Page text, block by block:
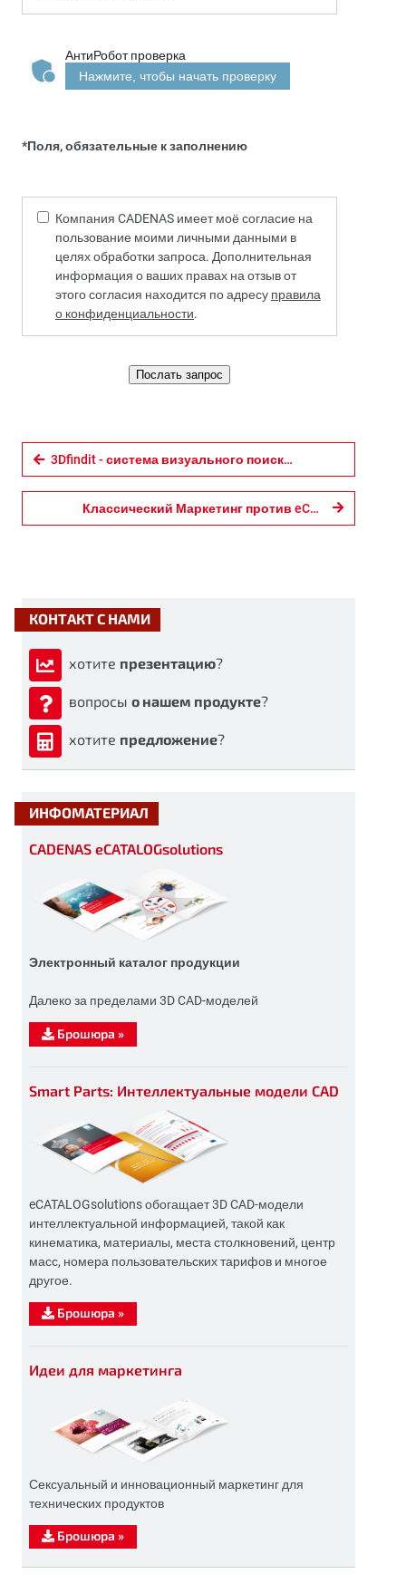
АнтиРобот проверка
Нажмите, чтобы начать проверку
*Поля, обязательные к заполнению
Компания CADENAS имеет моё согласие на
пользование моими личными данными в
целях обработки запроса. Дополнительная
информация о ваших правах на отзыв от
этого согласия находится по адресу правила
о конфиденциальности.
Послать запрос
3Dfindit - система визуального поиска в 3D
Классический Маркетинг против eCATALOGsolutions
КОНТАКТ С НАМИ
хотите презентацию?
вопросы о нашем продукте?
хотите предложение?
ИНФОМАТЕРИАЛ
CADENAS eCATALOGsolutions
Электронный каталог продукции
Далеко за пределами 3D CAD-моделей
Брошюра »
Smart Parts: Интеллектуальные модели CAD
eCATALOGsolutions обогащает 3D CAD-модели
интеллектуальной информацией, такой как
кинематика, материалы, места столкновений, центр
масс, номера пользовательских тарифов и многое
другое.
Брошюра »
Идеи для маркетинга
Сексуальный и инновационный маркетинг для
технических продуктов
Брошюра »